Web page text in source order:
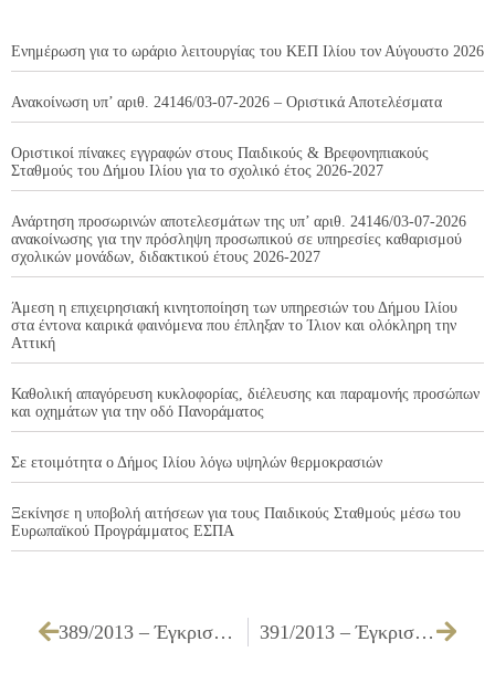
Ενημέρωση για το ωράριο λειτουργίας του ΚΕΠ Ιλίου τον Αύγουστο 2026
Ανακοίνωση υπ’ αριθ. 24146/03-07-2026 – Οριστικά Αποτελέσματα
Οριστικοί πίνακες εγγραφών στους Παιδικούς & Βρεφονηπιακούς
Σταθμούς του Δήμου Ιλίου για το σχολικό έτος 2026-2027
Ανάρτηση προσωρινών αποτελεσμάτων της υπ’ αριθ. 24146/03-07-2026
ανακοίνωσης για την πρόσληψη προσωπικού σε υπηρεσίες καθαρισμού
σχολικών μονάδων, διδακτικού έτους 2026-2027
Άμεση η επιχειρησιακή κινητοποίηση των υπηρεσιών του Δήμου Ιλίου
στα έντονα καιρικά φαινόμενα που έπληξαν το Ίλιον και ολόκληρη την
Αττική
Καθολική απαγόρευση κυκλοφορίας, διέλευσης και παραμονής προσώπων
και οχημάτων για την οδό Πανοράματος
Σε ετοιμότητα ο Δήμος Ιλίου λόγω υψηλών θερμοκρασιών
Ξεκίνησε η υποβολή αιτήσεων για τους Παιδικούς Σταθμούς μέσω του
Ευρωπαϊκού Προγράμματος ΕΣΠΑ
389/2013 – Έγκριση πίστωσης που αφορά την εργασία «Ετήσιο Συμβόλαιο συντήρησης – αναβάθμισης εφαρμογής λογισμικού διαχείρισης κοιμητηρίου και Τεχνικής Υποστήριξης επί της εφαρμογής λογισμικού διαχείρισης του Δημοτικού Κοιμητηρίου» 391/2013 – Έγκριση πίστωσης για την «Προμήθεια – εγκατάσταση εξαρτημάτων και υλικών για την ολοκλήρωση των περιοδικών ελέγχων των ανελκυστήρων του Δημαρχείου»